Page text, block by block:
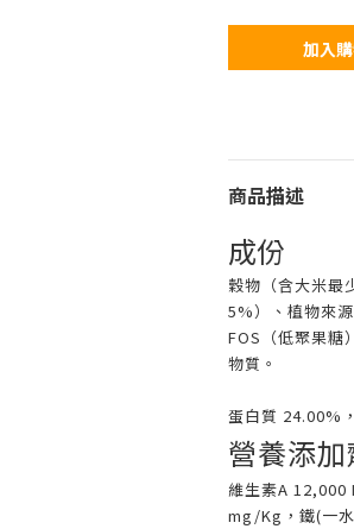
加入
商品描述
成份
穀物（含大米最
5%）、植物來
FOS（低聚果
物質。
蛋白質 24.00%
營養添加
維生素A 12,000
mg/Kg，鐵(一